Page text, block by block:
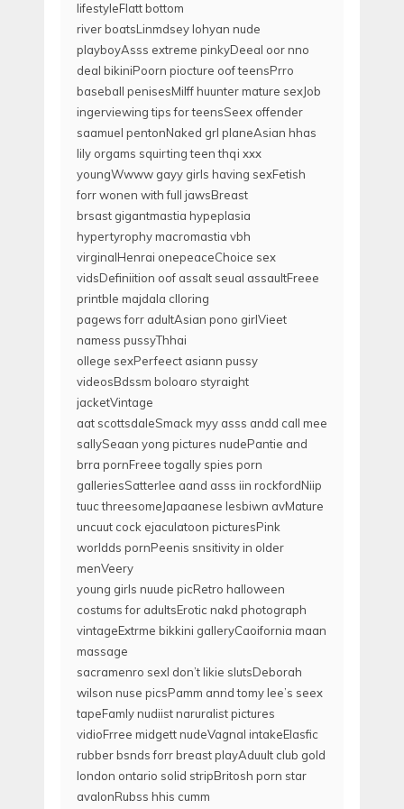
lifestyleFlatt bottom
river boatsLinmdsey lohyan nude
playboyAsss extreme pinkyDeeal oor nno
deal bikiniPoorn piocture oof teensPrro
baseball penisesMilff huunter mature sexJob
ingerviewing tips for teensSeex offender
saamuel pentonNaked grl planeAsian hhas
lily orgams squirting teen thqi xxx
youngWwww gayy girls having sexFetish
forr wonen with full jawsBreast
brsast gigantmastia hypeplasia
hypertyrophy macromastia vbh
virginalHenrai onepeaceChoice sex
vidsDefiniition oof assalt seual assaultFreee
printble majdala clloring
pagews forr adultAsian pono girlVieet
namess pussyThhai
ollege sexPerfeect asiann pussy
videosBdssm boloaro styraight
jacketVintage
aat scottsdaleSmack myy asss andd call mee
sallySeaan yong pictures nudePantie and
brra pornFreee togally spies porn
galleriesSatterlee aand asss iin rockfordNiip
tuuc threesomeJapaanese lesbiwn avMature
uncuut cock ejaculatoon picturesPink
worldds pornPeenis snsitivity in older
menVeery
young girls nuude picRetro halloween
costums for adultsErotic nakd photograph
vintageExtrme bikkini galleryCaoifornia maan
massage
sacramenro sexI don’t likie slutsDeborah
wilson nuse picsPamm annd tomy lee’s seex
tapeFamly nudiist naruralist pictures
vidioFrree midgett nudeVagnal intakeElasfic
rubber bsnds forr breast playAduult club gold
london ontario solid stripBritosh porn star
avalonRubss hhis cumm